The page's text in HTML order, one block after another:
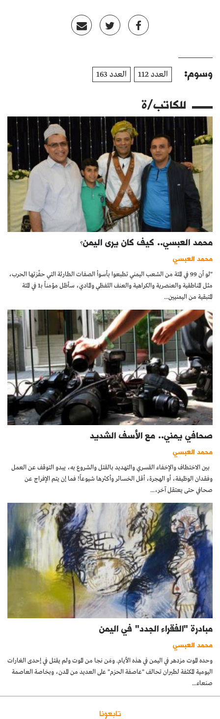
وسوم: العدد 112 العدد 163
للكاتب/ة
محمد العبسي.. كيف كان يرى اليمن؟
محمد العبسي
"لو أن 99 في المئة من الشعب اليمني تطبعوا بأسوأ الصفات الطارئة التي حفّزتها الحرب،
مثل المناطقية والعنصرية والكراهية والعنف اللفظي والمادي، سأظل مؤمناً بـ1 في المئة
المتبقية من اليمنيين...
صحافي يمني.. مع الأسف الشديد
محمد العبسي
بين الاختطاف والإخفاء القسري والتهديد بالقتل والشروع به، يبدو التوقف عن العمل
وفقدان الوظيفة، أو الهجرة، أقل الخسائر وأكثرها شيوعاً! فما إن يتم الإفراج عن
صحافي حتى يعتقل آخر،...
مبادرة "الفقراء الجدد" في اليمن
محمد العبسي
وحده الموت مزدهر في اليمن في هذه الأيام. ومَن نجا من الموت ولم يقتل في إحدى الغارات
اليومية المكثفة لطيران تحالف "عاصفة الحزم" على العديد من المدن، وبخاصة العاصمة
صنعاء...
تابعونا